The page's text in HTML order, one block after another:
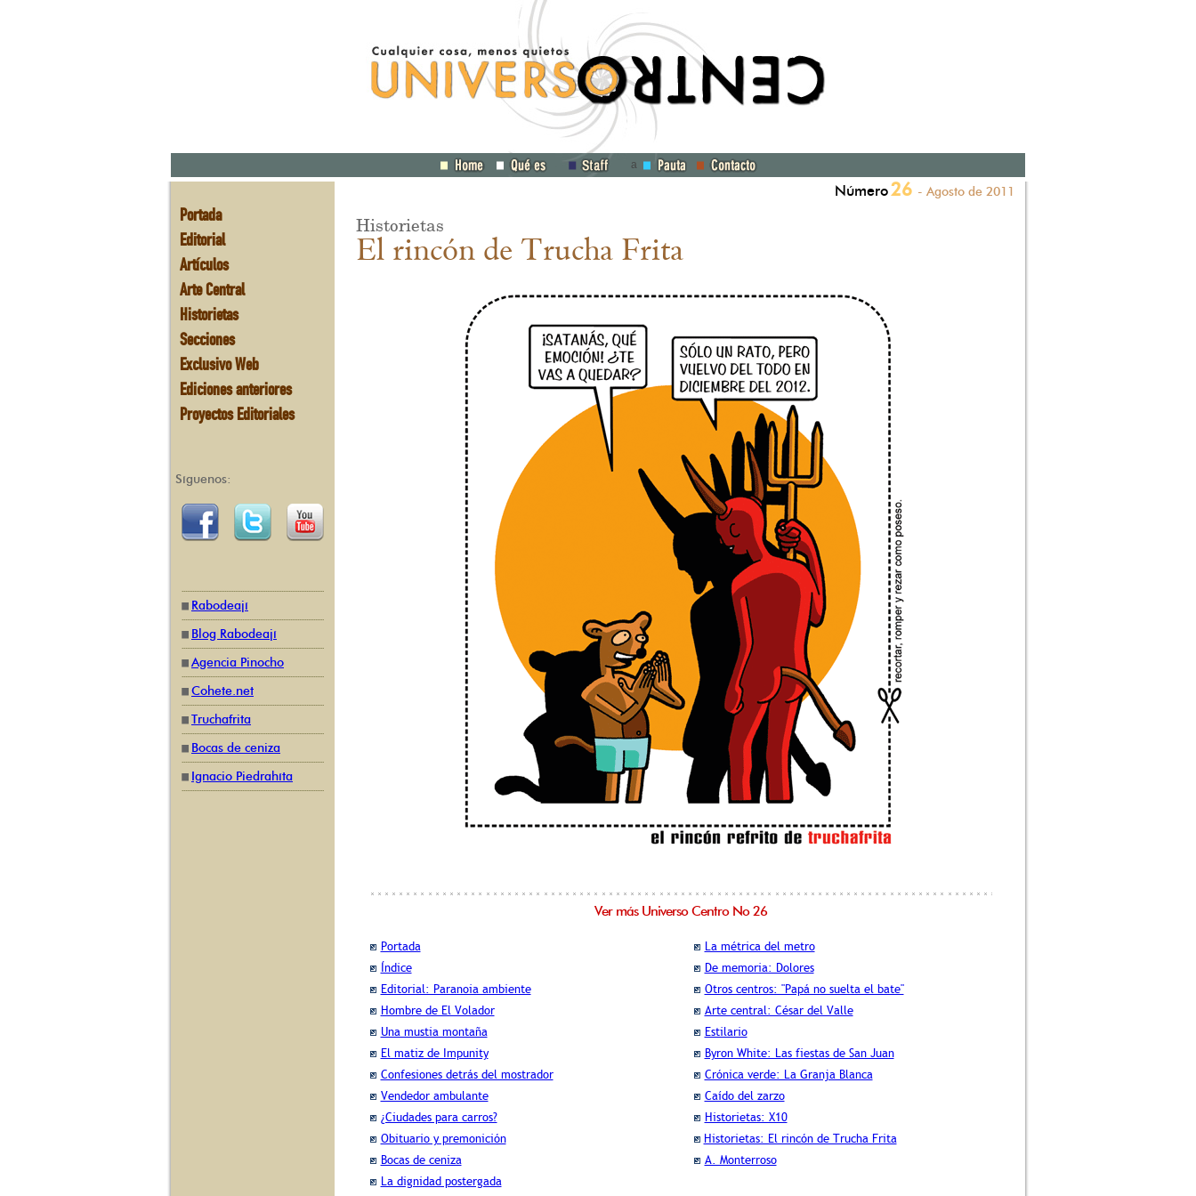
a
Portada
Editorial
Artículos
Arte Central
Historietas
Secciones
Exclusivo Web
Ediciones anteriores
Proyectos Editoriales
Síguenos:
Rabodeají
Blog Rabodeají
Agencia Pinocho
Cohete.net
Truchafrita
Bocas de ceniza
Ignacio Piedrahíta
Número26 - Agosto de 2011
Historietas
El rincón de Trucha Frita
Ver más Universo Centro No 26
Portada
Índice
Editorial: Paranoia ambiente
Hombre de El Volador
Una mustia montaña
El matiz de Impunity
Confesiones detrás del mostrador
Vendedor ambulante
¿Ciudades para carros?
Obituario y premonición
Bocas de ceniza
La dignidad postergada
La métrica del metro
De memoria: Dolores
Otros centros: "Papá no suelta el bate"
Arte central: César del Valle
Estilario
Byron White: Las fiestas de San Juan
Crónica verde: La Granja Blanca
Caído del zarzo
Historietas: X10
Historietas: El rincón de Trucha Frita
A. Monterroso